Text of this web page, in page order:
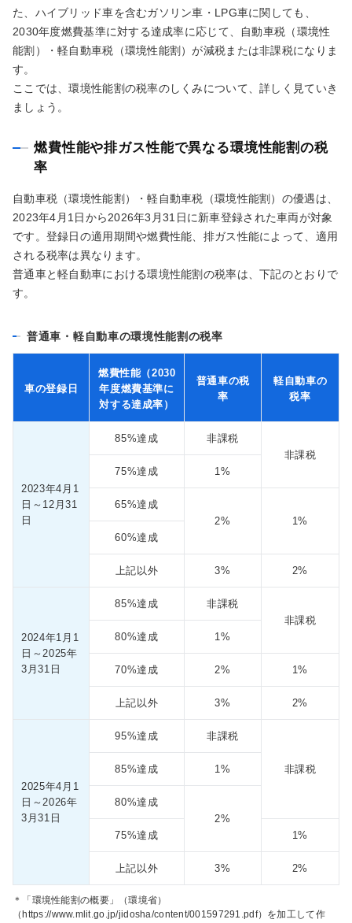
た、ハイブリッド車を含むガソリン車・LPG車に関しても、
2030年度燃費基準に対する達成率に応じて、自動車税（環境性
能割）・軽自動車税（環境性能割）が減税または非課税になりま
す。
ここでは、環境性能割の税率のしくみについて、詳しく見ていき
ましょう。
燃費性能や排ガス性能で異なる環境性能割の税
率
自動車税（環境性能割）・軽自動車税（環境性能割）の優遇は、
2023年4月1日から2026年3月31日に新車登録された車両が対象
です。登録日の適用期間や燃費性能、排ガス性能によって、適用
される税率は異なります。
普通車と軽自動車における環境性能割の税率は、下記のとおりで
す。
普通車・軽自動車の環境性能割の税率
車の登録日
燃費性能（2030
年度燃費基準に
対する達成率）
普通車の税
率
軽自動車の
税率
2023年4月1
日 ～12月31
日
85%達成
非課税
非課税
75%達成
1%
65%達成
2%
1%
60%達成
上記以外 3% 2%
2024年1月1
日 ～2025年
3月31日
85%達成
非課税
非課税
80%達成
1%
70%達成 2% 1%
上記以外 3% 2%
2025年4月1
日 ～2026年
3月31日
95%達成 非課税
非課税
85%達成 1%
80%達成
2%
75%達成
1%
上記以外 3% 2%
＊「環境性能割の概要」（環境省）
（https://www.mlit.go.jp/jidosha/content/001597291.pdf）を加工して作